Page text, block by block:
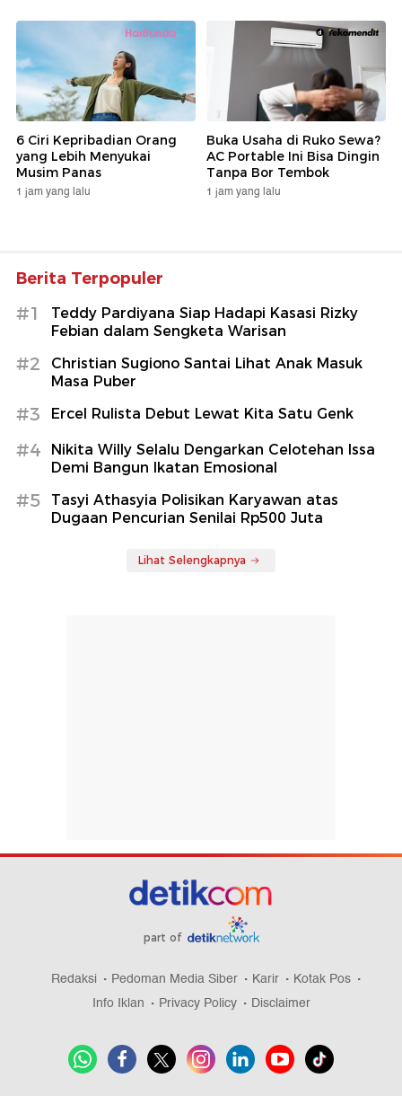
6 Ciri Kepribadian Orang
yang Lebih Menyukai
Musim Panas
1 jam yang lalu
Buka Usaha di Ruko Sewa?
AC Portable Ini Bisa Dingin
Tanpa Bor Tembok
1 jam yang lalu
Berita Terpopuler
#1
Teddy Pardiyana Siap Hadapi Kasasi Rizky
Febian dalam Sengketa Warisan
#2
Christian Sugiono Santai Lihat Anak Masuk
Masa Puber
#3 Ercel Rulista Debut Lewat Kita Satu Genk
#4
Nikita Willy Selalu Dengarkan Celotehan Issa
Demi Bangun Ikatan Emosional
#5
Tasyi Athasyia Polisikan Karyawan atas
Dugaan Pencurian Senilai Rp500 Juta
Lihat Selengkapnya
part of
Redaksi Pedoman Media Siber Karir
Kotak Pos
Info Iklan
Privacy Policy Disclaimer